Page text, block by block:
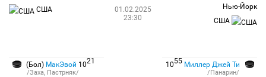
США
01.02.2025
23:30
Нью-Йорк
США
(Бол) МакЭвой 1021
/Заха, Пастрняк/
1055 Миллер Джей Ти
/Панарин/